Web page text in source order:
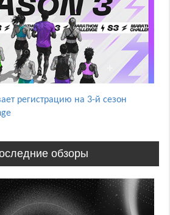
регистрацию на 3-й сезон
обзоры